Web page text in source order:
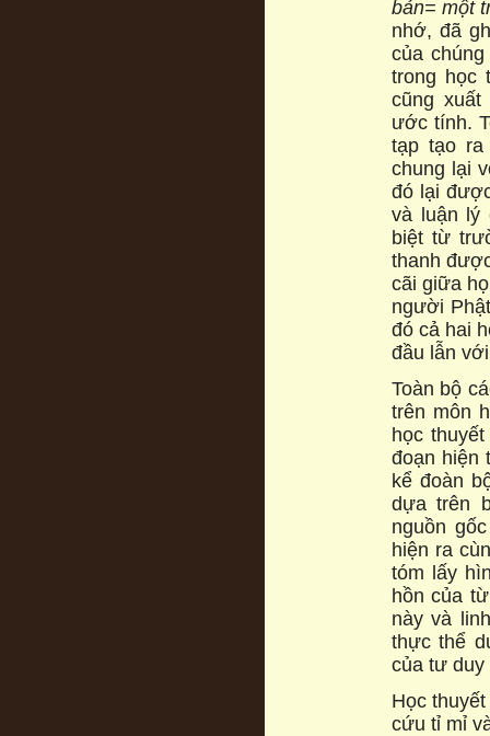
bản= một
nhớ, đã
của
trong học
cũng
ước tính.
tạp tạo ra
chung lại
đó lại
và luận lý
biệt từ
thanh
cãi giữa
người
đó cả hai
đầu lẫn
Toàn bộ
trên môn
học
đoạn hiện
kể đoàn
dựa trên
nguồn
hiện ra
tóm lấy
hồn của
này và
thực thể
của tư
Học
cứu tỉ mỉ